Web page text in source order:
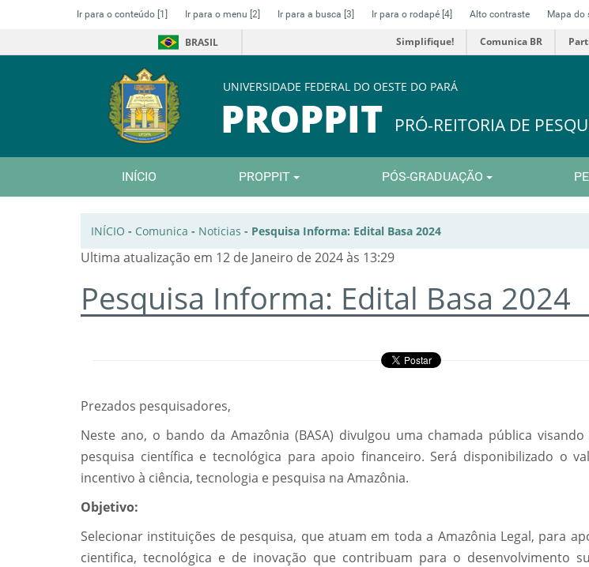
Ir para o conteúdo [1] Ir para o menu [2] Ir para a busca [3] Ir para o rodapé [4] Alto contraste Mapa do
BRASIL Simplifique! Comunica BR
UNIVERSIDADE FEDERAL DO OESTE DO PARÁ
PROPPIT PRÓ-REITORIA DE
INÍCIO PROPPIT PÓS-GRADUAÇÃO
INÍCIO - Comunica - Noticias - Pesquisa Informa: Edital Basa 2024
Ultima atualização em 12 de Janeiro de 2024 às 13:29
Pesquisa Informa: Edital Basa 2024
Prezados pesquisadores,
Neste ano, o bando da Amazônia (BASA) divulgou uma chamada pública
pesquisa científica e tecnológica para apoio financeiro. Será disponibilizado o
incentivo à ciência, tecnologia e pesquisa na Amazônia.
Objetivo:
Selecionar instituições de pesquisa, que atuam em toda a Amazônia Legal, para
cientifica, tecnológica e de inovação que contribuam para o desenvolvimento